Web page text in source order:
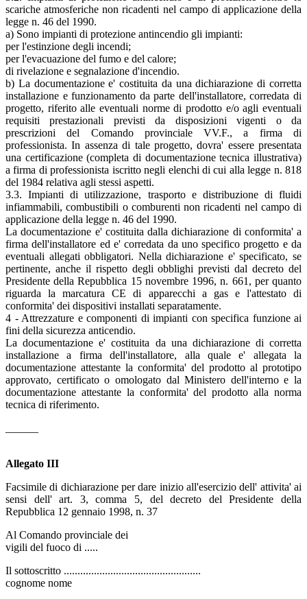
scariche atmosferiche non ricadenti nel campo di applicazione della
legge n. 46 del 1990.
a) Sono impianti di protezione antincendio gli impianti:
per l'estinzione degli incendi;
per l'evacuazione del fumo e del calore;
di rivelazione e segnalazione d'incendio.
b) La documentazione e' costituita da una dichiarazione di corretta
installazione e funzionamento da parte dell'installatore, corredata di
progetto, riferito alle eventuali norme di prodotto e/o agli eventuali
requisiti prestazionali previsti da disposizioni vigenti o da
prescrizioni del Comando provinciale VV.F., a firma di
professionista. In assenza di tale progetto, dovra' essere presentata
una certificazione (completa di documentazione tecnica illustrativa)
a firma di professionista iscritto negli elenchi di cui alla legge n. 818
del 1984 relativa agli stessi aspetti.
3.3. Impianti di utilizzazione, trasporto e distribuzione di fluidi
infiammabili, combustibili o comburenti non ricadenti nel campo di
applicazione della legge n. 46 del 1990.
La documentazione e' costituita dalla dichiarazione di conformita' a
firma dell'installatore ed e' corredata da uno specifico progetto e da
eventuali allegati obbligatori. Nella dichiarazione e' specificato, se
pertinente, anche il rispetto degli obblighi previsti dal decreto del
Presidente della Repubblica 15 novembre 1996, n. 661, per quanto
riguarda la marcatura CE di apparecchi a gas e l'attestato di
conformita' dei dispositivi installati separatamente.
4 - Attrezzature e componenti di impianti con specifica funzione ai
fini della sicurezza anticendio.
La documentazione e' costituita da una dichiarazione di corretta
installazione a firma dell'installatore, alla quale e' allegata la
documentazione attestante la conformita' del prodotto al prototipo
approvato, certificato o omologato dal Ministero dell'interno e la
documentazione attestante la conformita' del prodotto alla norma
tecnica di riferimento.
Allegato III
Facsimile di dichiarazione per dare inizio all'esercizio dell' attivita' ai
sensi dell' art. 3, comma 5, del decreto del Presidente della
Repubblica 12 gennaio 1998, n. 37
Al Comando provinciale dei
vigili del fuoco di .....
Il sottoscritto ..................................................
cognome nome